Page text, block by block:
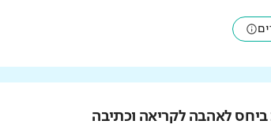
לאהבה לקריאה וכתיבה